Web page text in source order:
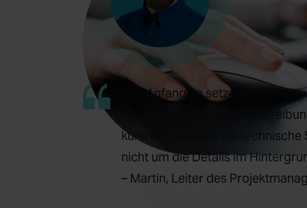
Von Anfang an setzen mein
ein, dass deine Kampagne
kümmern uns um die technische
nicht um die Details im
– Martin, Leiter des